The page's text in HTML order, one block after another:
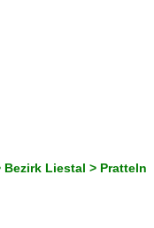
Liestal > Pratteln